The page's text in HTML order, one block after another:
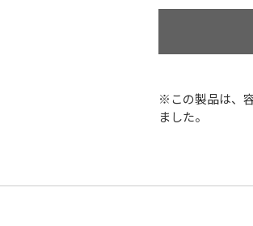
※この製品は、
ました。